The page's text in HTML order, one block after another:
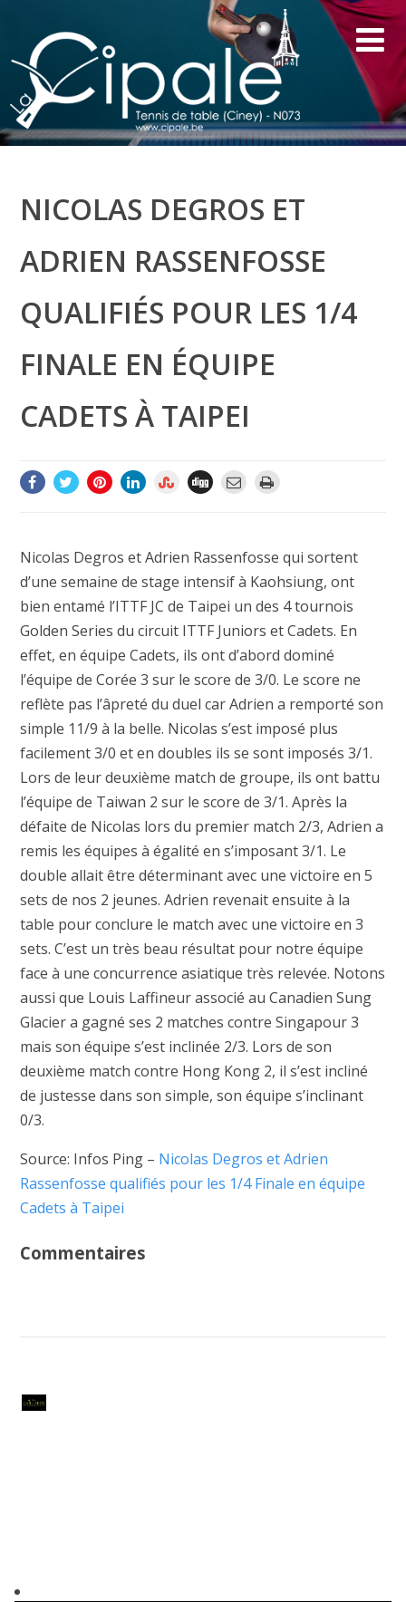
NICOLAS DEGROS ET
ADRIEN RASSENFOSSE
QUALIFIÉS POUR LES 1/4
FINALE EN ÉQUIPE
CADETS À TAIPEI
Nicolas Degros et Adrien Rassenfosse qui sortent
d’une semaine de stage intensif à Kaohsiung, ont
bien entamé l’ITTF JC de Taipei un des 4 tournois
Golden Series du circuit ITTF Juniors et Cadets. En
effet, en équipe Cadets, ils ont d’abord dominé
l’équipe de Corée 3 sur le score de 3/0. Le score ne
reflète pas l’âpreté du duel car Adrien a remporté son
simple 11/9 à la belle. Nicolas s’est imposé plus
facilement 3/0 et en doubles ils se sont imposés 3/1.
Lors de leur deuxième match de groupe, ils ont battu
l’équipe de Taiwan 2 sur le score de 3/1. Après la
défaite de Nicolas lors du premier match 2/3, Adrien a
remis les équipes à égalité en s’imposant 3/1. Le
double allait être déterminant avec une victoire en 5
sets de nos 2 jeunes. Adrien revenait ensuite à la
table pour conclure le match avec une victoire en 3
sets. C’est un très beau résultat pour notre équipe
face à une concurrence asiatique très relevée. Notons
aussi que Louis Laffineur associé au Canadien Sung
Glacier a gagné ses 2 matches contre Singapour 3
mais son équipe s’est inclinée 2/3. Lors de son
deuxième match contre Hong Kong 2, il s’est incliné
de justesse dans son simple, son équipe s’inclinant
0/3.
Source: Infos Ping – Nicolas Degros et Adrien
Rassenfosse qualifiés pour les 1/4 Finale en équipe
Cadets à Taipei
Commentaires